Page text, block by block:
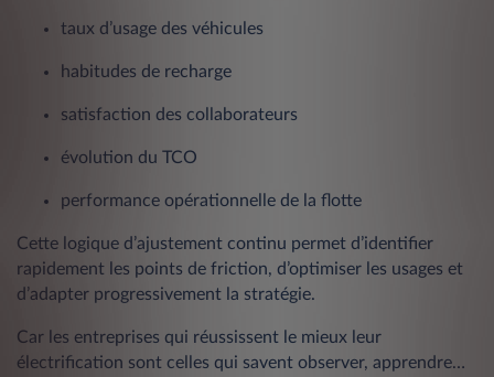
taux d’usage des véhicules
habitudes de recharge
satisfaction des collaborateurs
évolution du TCO
performance opérationnelle de la flotte
Cette logique d’ajustement continu permet d’identifier
rapidement les points de friction, d’optimiser les usages et
d’adapter progressivement la stratégie.
Car les entreprises qui réussissent le mieux leur
électrification sont celles qui savent observer, apprendre…